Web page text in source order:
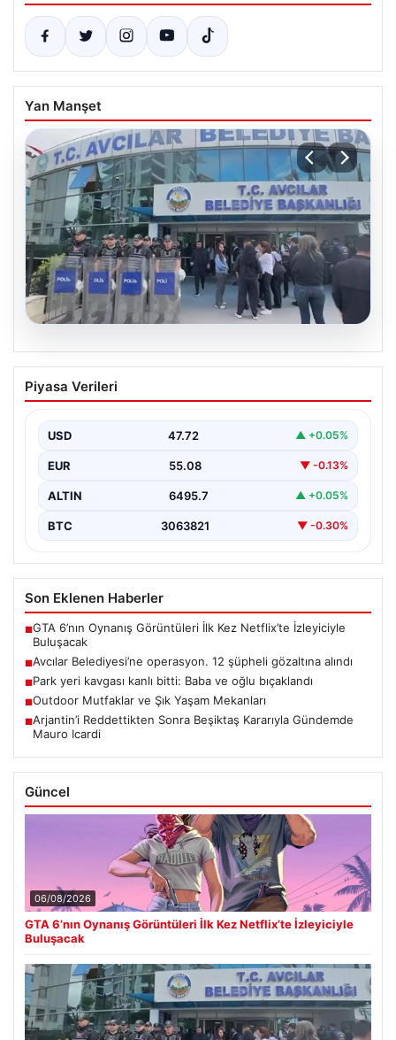
Yan Manşet
Avcılar Belediyesi’ne operasyon. 12
şüpheli gözaltına alındı
12 Şüpheli Gözaltına Alındı”, “content”: “ İstanbul’un
önemli ilçelerinden…
Piyasa Verileri
USD 47.72 ▲ +0.05%
EUR 55.08 ▼ -0.13%
ALTIN 6495.7 ▲ +0.05%
BTC 3063821 ▼ -0.30%
Son Eklenen Haberler
■GTA 6’nın Oynanış Görüntüleri İlk Kez Netflix’te İzleyiciyle
Buluşacak
■Avcılar Belediyesi’ne operasyon. 12 şüpheli gözaltına alındı
■Park yeri kavgası kanlı bitti: Baba ve oğlu bıçaklandı
■Outdoor Mutfaklar ve Şık Yaşam Mekanları
■Arjantin’i Reddettikten Sonra Beşiktaş Kararıyla Gündemde
Mauro Icardi
Güncel
06/08/2026
GTA 6’nın Oynanış Görüntüleri İlk Kez Netflix’te İzleyiciyle
Buluşacak